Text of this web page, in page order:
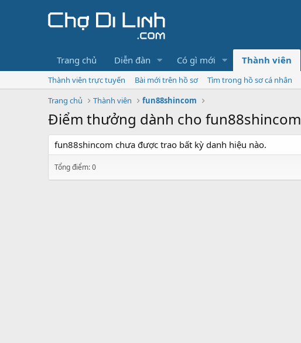
Trang chủ Diễn đàn Có gì mới Thành viên
Thành viên trực tuyến Bài mới trên hồ sơ
Tìm trong hồ sơ cá nhân
Trang chủ
Thành viên fun88shincom
Điểm thưởng dành cho fun88shincom
fun88shincom chưa được trao bất kỳ danh hiệu nào.
Tổng điểm: 0